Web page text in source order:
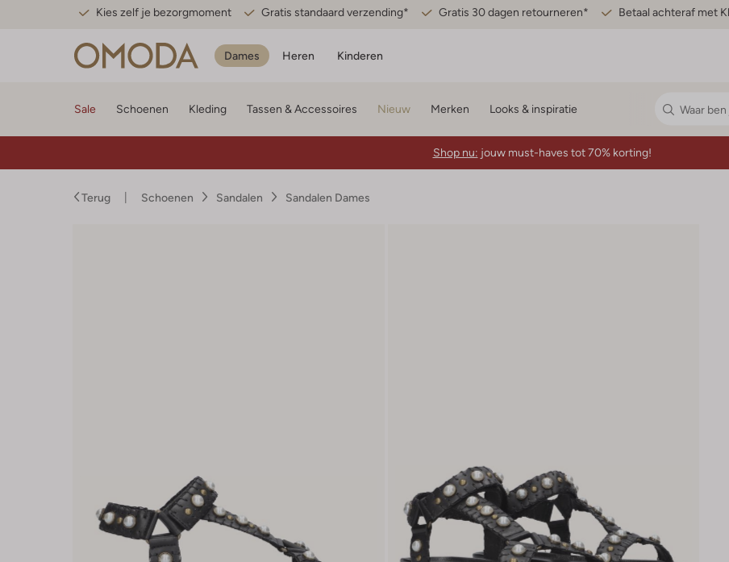
Kies zelf je bezorgmoment Gratis standaard verzending* Gratis 30 dagen retourneren* Betaal achteraf met
Dames Heren Kinderen
Sale Schoenen Kleding Tassen & Accessoires Nieuw Merken Looks & inspiratie
Shop nu: jouw must-haves tot 70% korting!
Terug Schoenen Sandalen Sandalen Dames